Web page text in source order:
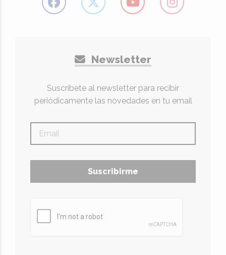
Newsletter
Suscríbete al newsletter para recibir
periódicamente las novedades en tu email
Suscribirme